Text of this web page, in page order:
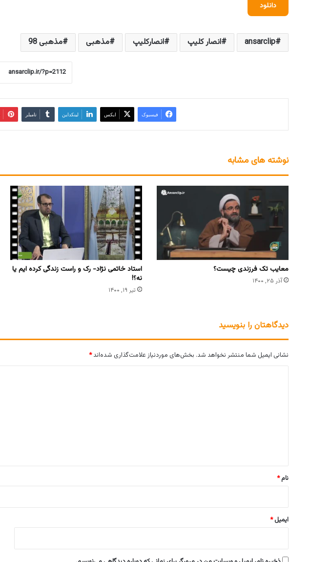
دانلود
ansarclip انصار کلیپ انصارکلیپ مذهبی مذهبی 98
فیسبوک ایکس لینکداین تامبلر
نوشته های مشابه
معایب تک فرزندی چیست؟
آذر ۲۵, ۱۴۰۰
استاد خاتمی نژاد- رک و راست زندگی کرده ایم یا
نه؟!
تیر ۱۹, ۱۴۰۰
دیدگاهتان را بنویسید
نشانی ایمیل شما منتشر نخواهد شد. بخش‌های موردنیاز علامت‌گذاری شده‌اند*
نام*
ایمیل*